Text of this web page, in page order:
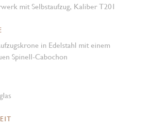
mit Selbstaufzug, Kaliber T201
in Edelstahl mit einem
Spinell-Cabochon